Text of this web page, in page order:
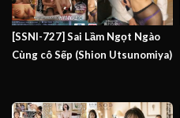
[SSNI-727] Sai Lầm Ngọt Ngào
Cùng cô Sếp (Shion Utsunomiya)